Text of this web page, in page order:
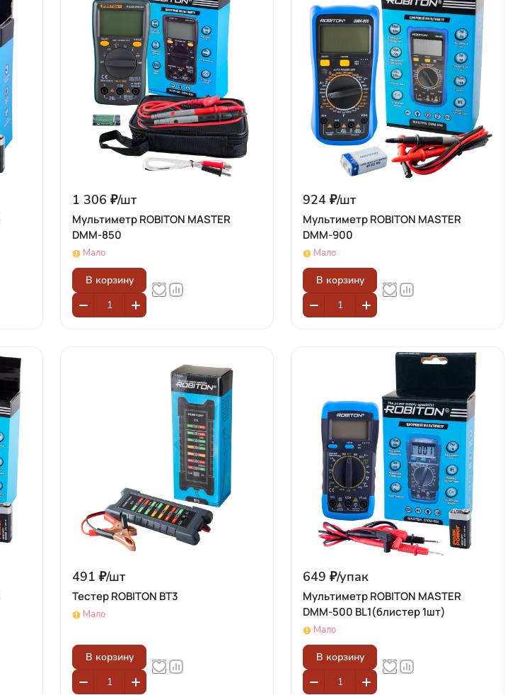
1 306 ₽/шт
Мультиметр ROBITON MASTER
DMM-850
Мало
В корзину
924 ₽/шт
Мультиметр ROBITON MASTER
DMM-900
Мало
В корзину
491 ₽/шт
Тестер ROBITON BT3
Мало
В корзину
649 ₽/упак
Мультиметр ROBITON MASTER
DMM-500 BL1(блистер 1шт)
Мало
В корзину